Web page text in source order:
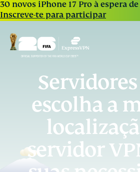
30 novos iPhone 17 Pro à espera
Inscreve-te para participar
escolha a
servidor